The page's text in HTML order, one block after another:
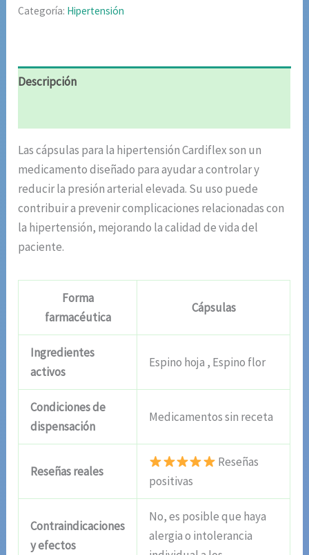
Categoría: Hipertensión
Descripción
Las cápsulas para la hipertensión Cardiflex son un
medicamento diseñado para ayudar a controlar y
reducir la presión arterial elevada. Su uso puede
contribuir a prevenir complicaciones relacionadas con
la hipertensión, mejorando la calidad de vida del
paciente.
Forma
farmacéutica
Cápsulas
Ingredientes
activos
Espino hoja , Espino flor
Condiciones de
dispensación
Medicamentos sin receta
Reseñas reales
Reseñas
positivas
Contraindicaciones
y efectos
No, es posible que haya
alergia o intolerancia